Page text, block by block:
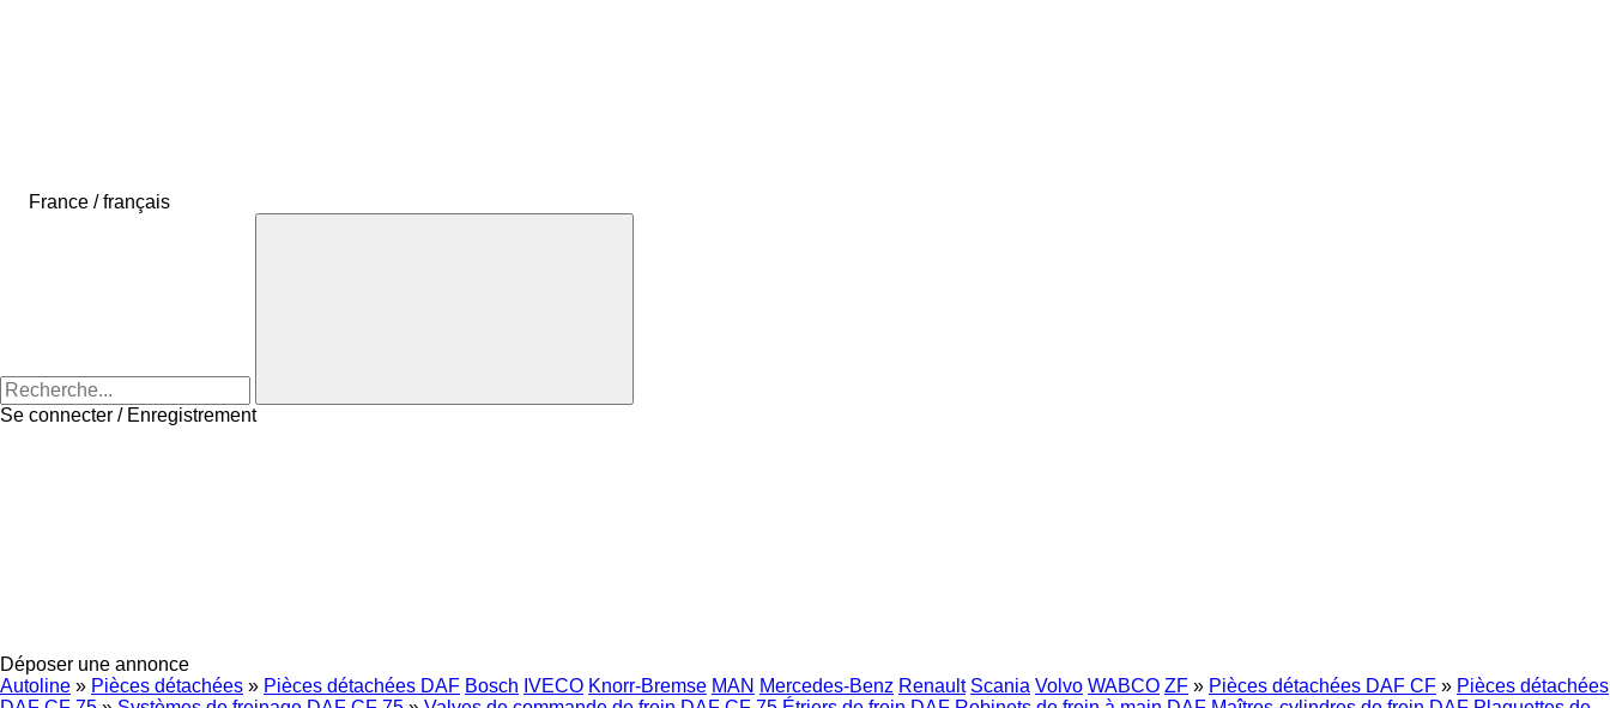
France / français
Se connecter / Enregistrement
Déposer une annonce
Autoline » Pièces détachées » Pièces détachées DAF Bosch IVECO Knorr-Bremse MAN Mercedes-Benz Renault Scania Volvo WABCO ZF » Pièces détachées DAF CF » Pièces détachées